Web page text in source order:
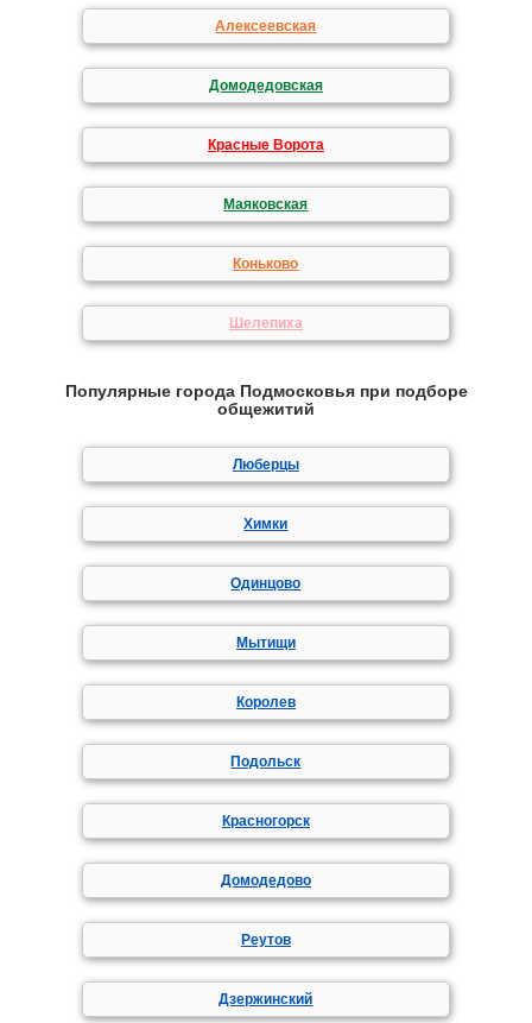
Алексеевская
Домодедовская
Красные Ворота
Маяковская
Коньково
Шелепиха
Популярные города Подмосковья при подборе
общежитий
Люберцы
Химки
Одинцово
Мытищи
Королев
Подольск
Красногорск
Домодедово
Реутов
Дзержинский